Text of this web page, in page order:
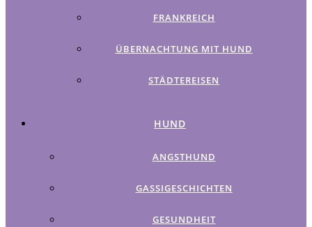
FRANKREICH
ÜBERNACHTUNG MIT HUND
STÄDTEREISEN
HUND
ANGSTHUND
GASSIGESCHICHTEN
GESUNDHEIT